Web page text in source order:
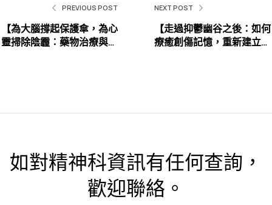
PREVIOUS POST
【為大腦撐起保護傘，為心
靈掃除陰霾：藥物治療與心
NEXT POST
【走過抑鬱幽谷之後：如何
療癒創傷記憶，重新建立與
如對精神科資訊有任何查詢，
歡迎聯絡。